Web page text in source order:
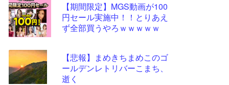
【期間限定】MGS動画が100
円セール実施中！！とりあえ
ず全部買うやろｗｗｗｗｗ
【悲報】まめきちまめこのゴ
ールデンレトリバーこまち、
逝く